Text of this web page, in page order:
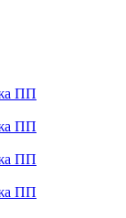
ПП
ПП
ПП
ПП